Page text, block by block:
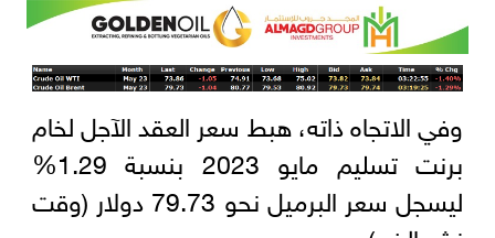
وفي الاتجاه ذاته، هبط سعر العقد الآجل لخام
برنت تسليم مايو 2023 بنسبة 1.29%
ليسجل سعر البرميل نحو 79.73 دولار (وقت